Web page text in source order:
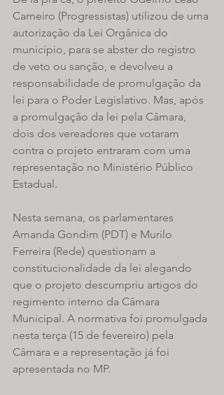
Carneiro (Progressistas) utilizou de uma
autorização da Lei Orgânica do
município, para se abster do registro
de veto ou sanção, e devolveu a
responsabilidade de promulgação da
lei para o Poder Legislativo. Mas, após
a promulgação da lei pela Câmara,
dois dos vereadores que votaram
contra o projeto entraram com uma
representação no Ministério Público
Estadual.
Nesta semana, os parlamentares
Amanda Gondim (PDT) e Murilo
Ferreira (Rede) questionam a
constitucionalidade da lei alegando
que o projeto descumpriu artigos do
regimento interno da Câmara
Municipal. A normativa foi promulgada
nesta terça (15 de fevereiro) pela
Câmara e a representação já foi
apresentada no MP.